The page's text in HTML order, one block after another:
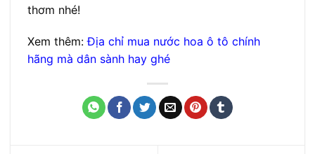
thơm nhé!
Xem thêm:Địa chỉ mua nước hoa ô tô chính
hãng mà dân sành hay ghé